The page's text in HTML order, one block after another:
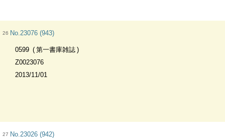
26 No.23076 (943)
0599
第一書庫雑誌
Z0023076
2013/11/01
27 No.23026 (942)